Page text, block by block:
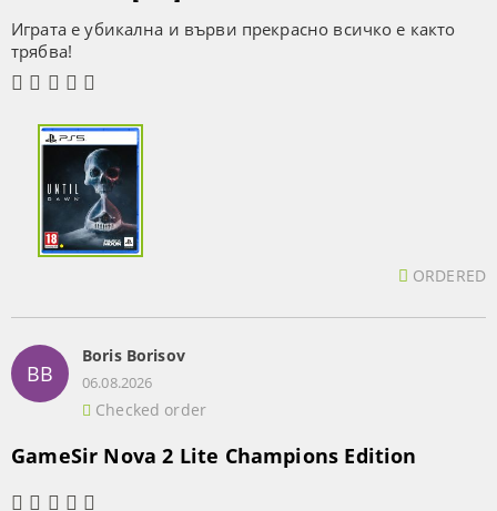
Играта е убикална и върви прекрасно всичко е както
трябва!
ORDERED
BB
Boris Borisov
06.08.2026
Checked order
GameSir Nova 2 Lite Champions Edition